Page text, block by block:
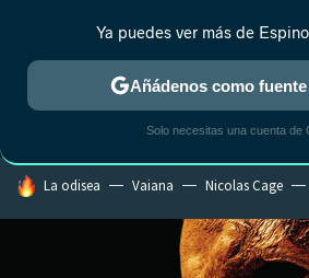
MENÚ
ESTRENOS REALITY
HOY SE HABLA DE
La odisea Vaiana Nicolas Cage
Ya puedes ver más de
Añádenos como
Solo necesitas una cuenta de